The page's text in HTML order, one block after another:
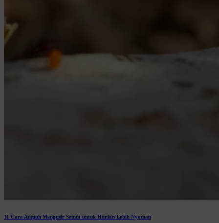
11 Cara Ampuh Mengusir Semut untuk Hunian Lebih Nyaman